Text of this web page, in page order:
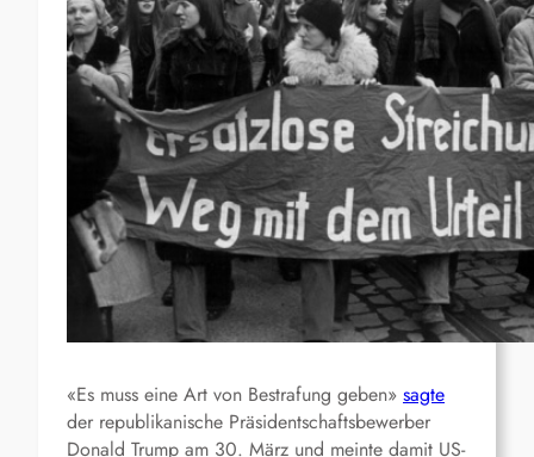
«Es muss eine Art von Bestrafung geben» sagte
der republikanische Präsidentschaftsbewerber
Donald Trump am 30. März und meinte damit US-